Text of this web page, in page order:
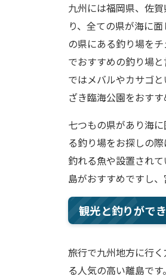
九州には福岡県、佐
り、全ての県が海に
の県にある釣り場を
でおすすめの釣り場
ではメバルやカサゴ
ざき臨海公園をおす
七つもの県があり海
る釣り場をお探しの
釣れる魚や設置され
島がおすすめですし
観光と釣りがで
旅行で九州地方に行
る人気の高い離島で